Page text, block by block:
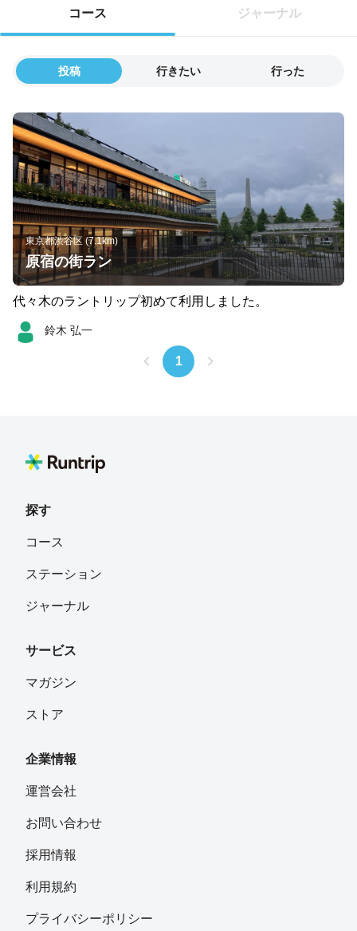
コース ジャーナル
投稿 行きたい 行った
東京都渋谷区 (7.1km)
原宿の街ラン
代々木のラントリップ初めて利用しました。
鈴木 弘一
1
探す
コース
ステーション
ジャーナル
サービス
マガジン
ストア
企業情報
運営会社
お問い合わせ
採用情報
利用規約
プライバシーポリシー